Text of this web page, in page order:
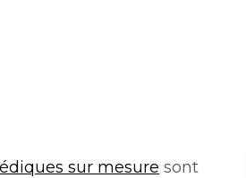
sur mesure sont